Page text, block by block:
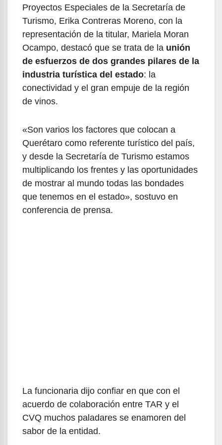
Proyectos Especiales de la Secretaría de
Turismo, Erika Contreras Moreno, con la
representación de la titular, Mariela Moran
Ocampo, destacó que se trata de la unión
de esfuerzos de dos grandes pilares de la
industria turística del estado: la
conectividad y el gran empuje de la región
de vinos.
«Son varios los factores que colocan a
Querétaro como referente turístico del país,
y desde la Secretaría de Turismo estamos
multiplicando los frentes y las oportunidades
de mostrar al mundo todas las bondades
que tenemos en el estado», sostuvo en
conferencia de prensa.
La funcionaria dijo confiar en que con el
acuerdo de colaboración entre TAR y el
CVQ muchos paladares se enamoren del
sabor de la entidad.